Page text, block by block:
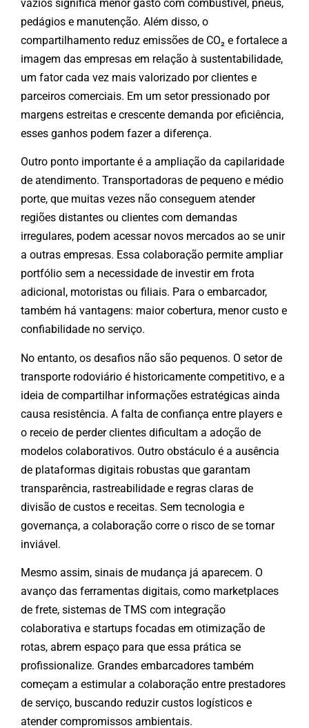
vazios significa menor gasto com combustível, pneus,
pedágios e manutenção. Além disso, o
compartilhamento reduz emissões de CO₂ e fortalece a
imagem das empresas em relação à sustentabilidade,
um fator cada vez mais valorizado por clientes e
parceiros comerciais. Em um setor pressionado por
margens estreitas e crescente demanda por eficiência,
esses ganhos podem fazer a diferença.
Outro ponto importante é a ampliação da capilaridade
de atendimento. Transportadoras de pequeno e médio
porte, que muitas vezes não conseguem atender
regiões distantes ou clientes com demandas
irregulares, podem acessar novos mercados ao se unir
a outras empresas. Essa colaboração permite ampliar
portfólio sem a necessidade de investir em frota
adicional, motoristas ou filiais. Para o embarcador,
também há vantagens: maior cobertura, menor custo e
confiabilidade no serviço.
No entanto, os desafios não são pequenos. O setor de
transporte rodoviário é historicamente competitivo, e a
ideia de compartilhar informações estratégicas ainda
causa resistência. A falta de confiança entre players e
o receio de perder clientes dificultam a adoção de
modelos colaborativos. Outro obstáculo é a ausência
de plataformas digitais robustas que garantam
transparência, rastreabilidade e regras claras de
divisão de custos e receitas. Sem tecnologia e
governança, a colaboração corre o risco de se tornar
inviável.
Mesmo assim, sinais de mudança já aparecem. O
avanço das ferramentas digitais, como marketplaces
de frete, sistemas de TMS com integração
colaborativa e startups focadas em otimização de
rotas, abrem espaço para que essa prática se
profissionalize. Grandes embarcadores também
começam a estimular a colaboração entre prestadores
de serviço, buscando reduzir custos logísticos e
atender compromissos ambientais.